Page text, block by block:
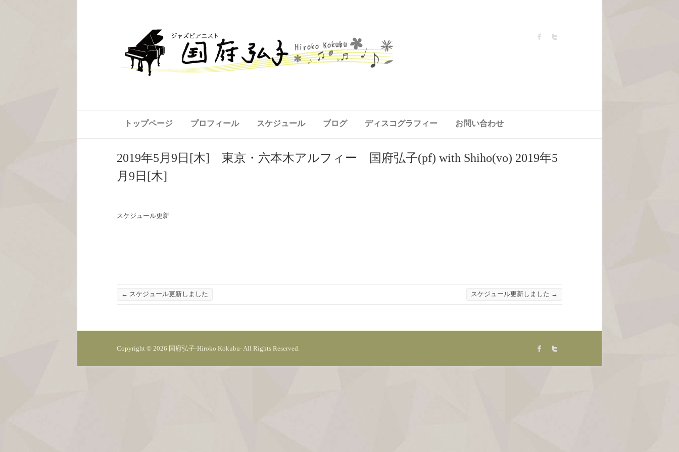
トップページ プロフィール スケジュール ブログ ディスコグラフィー お問い合わせ
2019年5月9日[木] 東京・六本木アルフィー 国府弘子(pf) with Shiho(vo) 2019年5
月9日[木]
スケジュール更新
← スケジュール更新しました スケジュール更新しました →
Copyright © 2026 国府弘子-Hiroko Kokubu-All Rights Reserved.